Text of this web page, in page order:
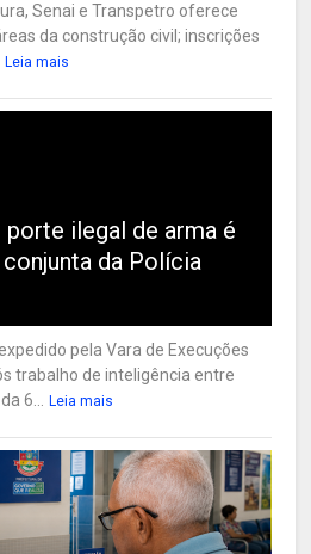
Senai e Transpetro oferece
da construção civil; inscrições
Leia mais
porte ilegal de arma é
da Polícia
pela Vara de Execuções
trabalho de inteligência entre
6... Leia mais